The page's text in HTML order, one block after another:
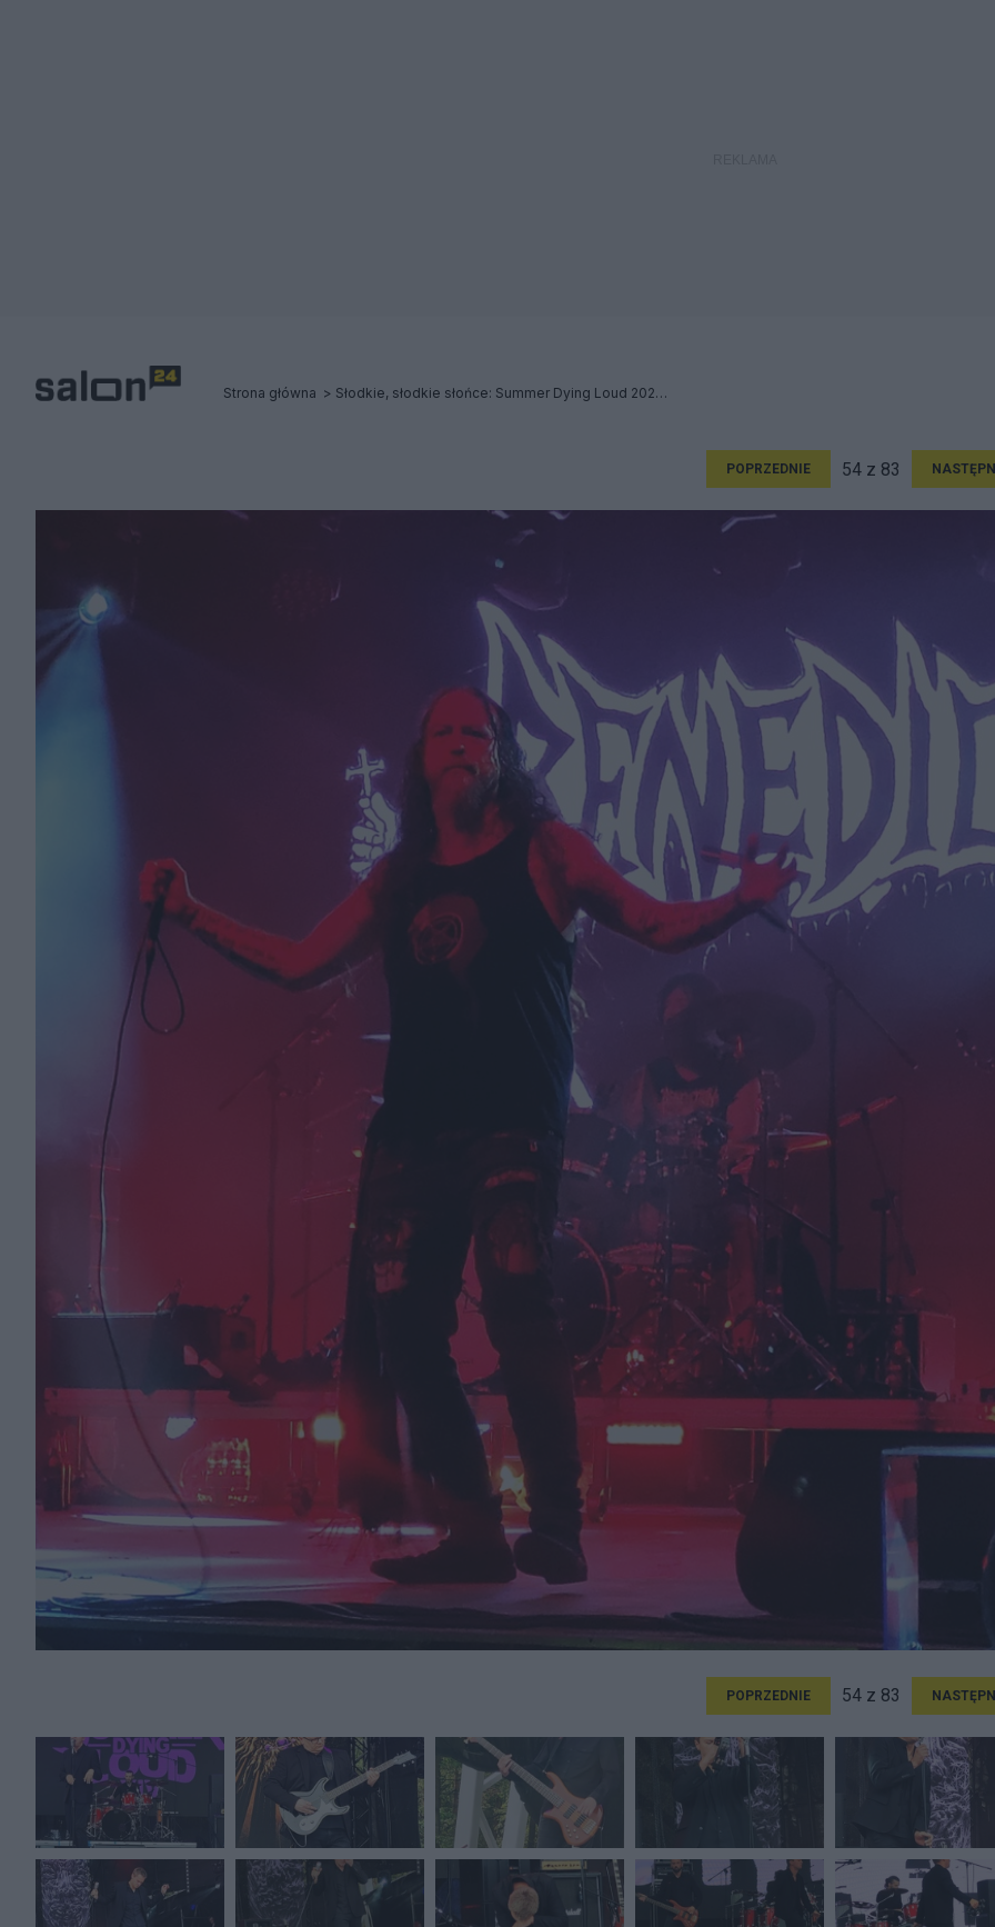
Strona główna Słodkie, słodkie słońce: Summer Dying Loud 2023 - Relacja
POPRZEDNIE 54 z 83
POPRZEDNIE 54 z 83